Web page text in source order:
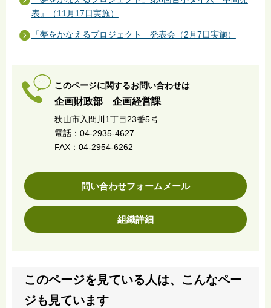
表』（11月17日実施）
「夢をかなえるプロジェクト」発表会（2月7日実施）
このページに関するお問い合わせは
企画財政部 企画経営課
狭山市入間川1丁目23番5号
電話：04-2935-4627
FAX：04-2954-6262
問い合わせフォームメール
組織詳細
このページを見ている人は、こんなペー
ジも見ています